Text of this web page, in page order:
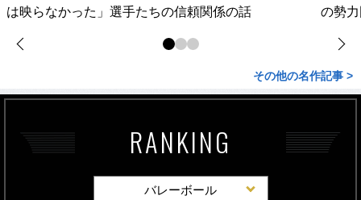
は映らなかった」選手たちの信頼関係の話
の勢
その他の名作記事 >
RANKING
バレーボール